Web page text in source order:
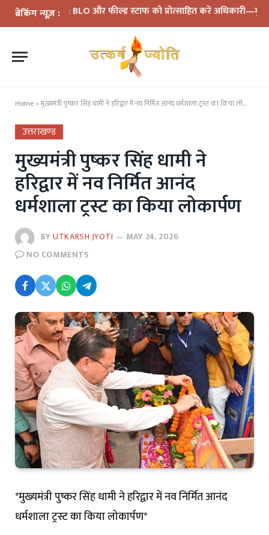
ब्रेकिंग न्यूज़ :
BLO और फील्ड स्टाफ को प्रोत्साहित करें अधिकारी—मुख्य निर्वाचन
Home »मुख्यमंत्री पुष्कर सिंह धामी ने हरिद्वार में नव निर्मित आनंद धर्मशाला ट्रस्ट का किया लोकार्पण
उत्तराखण्ड
मुख्यमंत्री पुष्कर सिंह धामी ने
हरिद्वार में नव निर्मित आनंद
धर्मशाला ट्रस्ट का किया लोकार्पण
BYUTKARSH JYOTI
MAY 24, 2026
NO COMMENTS
*मुख्यमंत्री पुष्कर सिंह धामी ने हरिद्वार में नव निर्मित आनंद
धर्मशाला ट्रस्ट का किया लोकार्पण*